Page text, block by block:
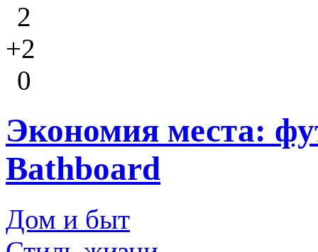
2
+2
0
Экономия места:
Bathboard
Дом и быт